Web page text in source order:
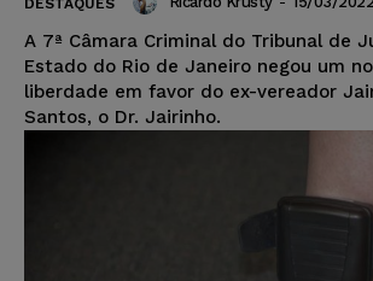
DESTAQUES
A 7ª Câmara Criminal do Tribunal de
Estado do Rio de Janeiro negou um
liberdade em favor do ex-vereador
Santos, o Dr. Jairinho.